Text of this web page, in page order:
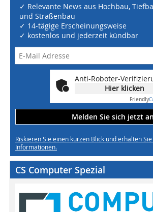
✓ Relevante News aus Hochbau,
und Straßenbau
✓ 14-tägige Erscheinungsweise
✓ kostenlos und jederzeit kündbar
Anti-Roboter-
Hier klicken
Friendly
Melden Sie sich jetzt
Riskieren Sie einen kurzen Blick und erhalten
Informationen.
CS Computer Spezial